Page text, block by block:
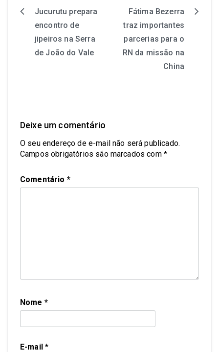
Jucurutu prepara
encontro de
jipeiros na Serra
de João do Vale
Fátima Bezerra
traz importantes
parcerias para o
RN da missão na
China
Deixe um comentário
O seu endereço de e-mail não será publicado.
Campos obrigatórios são marcados com *
Comentário *
Nome *
E-mail*